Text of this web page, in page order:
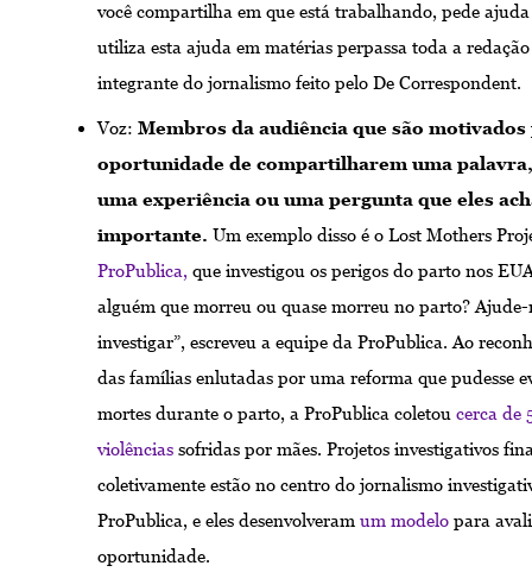
você compartilha em que está trabalhando, pede ajuda
utiliza esta ajuda em matérias perpassa toda a
integrante do jornalismo feito pelo De Correspondent.
Voz: Membros da audiência que são motivados
oportunidade de compartilharem uma
uma experiência ou uma pergunta que eles
importante. Um exemplo disso é o Lost Mothers
ProPublica, que investigou os perigos do parto nos
alguém que morreu ou quase morreu no parto? Ajude-
investigar”, escreveu a equipe da ProPublica. Ao
das famílias enlutadas por uma reforma que pudesse
mortes ​​durante o parto, a ProPublica coletou cerca de
violências sofridas por mães. Projetos investigativos
coletivamente estão no centro do jornalismo
ProPublica, e eles desenvolveram um modelo para
oportunidade.